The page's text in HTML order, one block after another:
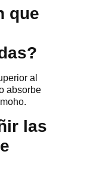
que
al
absorbe
las